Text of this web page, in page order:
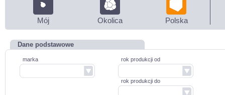
Mój Okolica Polska
Dane podstawowe
marka rok produkcji od
rok produkcji do